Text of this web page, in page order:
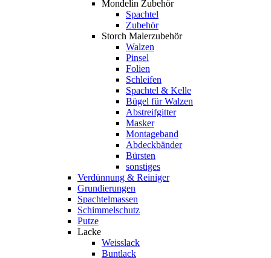
Mondelin Zubehör
Spachtel
Zubehör
Storch Malerzubehör
Walzen
Pinsel
Folien
Schleifen
Spachtel & Kelle
Bügel für Walzen
Abstreifgitter
Masker
Montageband
Abdeckbänder
Bürsten
sonstiges
Verdünnung & Reiniger
Grundierungen
Spachtelmassen
Schimmelschutz
Putze
Lacke
Weisslack
Buntlack